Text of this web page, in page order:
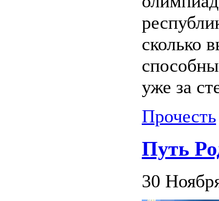
сколько
уже за
Прочесть
Путь
30